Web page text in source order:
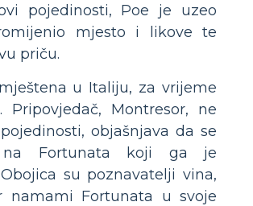
pojedinosti, Poe je uzeo
mjesto i likove te
priču.
u Italiju, za vrijeme
Pripovjedač, Montresor, ne
objašnjava da se
na Fortunata koji ga je
su poznavatelji vina,
namami Fortunata u svoje